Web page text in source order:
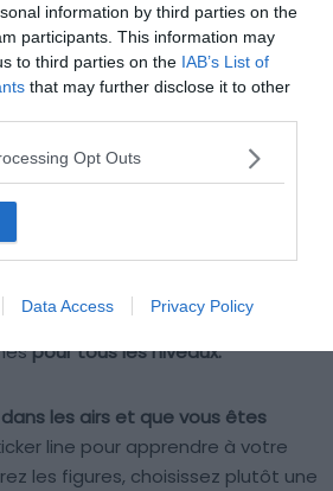
information by third parties on the
participants. This information may
to third parties on the IAB’s List of
that may further disclose it to other
Opt Outs
Data Access Privacy Policy
sélectionné :L’Absolut Park
est connu comme étant un
international. Avec son
Salzbourg, est un incontournable.
l’un des meilleurs snowparks
Essayez une multitude
pour tous les niveaux.
les airs et que vous êtes
line pour apprendre à votre
les figures, choisissez plutôt une